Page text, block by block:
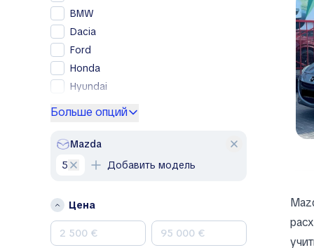
BMW
Dacia
Ford
Honda
Hyundai
Mercedes-Benz
Nissan
Porsche
Renault
Больше опций
Mazda
5
Добавить модель
Цена